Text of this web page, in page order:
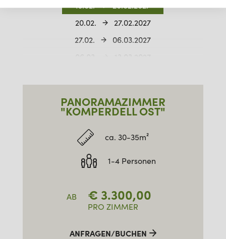
13.02.
20.02.2027
20.02.
27.02.2027
27.02.
06.03.2027
27.03.
03.04.2027
PANORAMAZIMMER
"KOMPERDELL OST"
ca. 30-35m²
1-4 Personen
AB € 3.300,00
PRO ZIMMER
ANFRAGEN/BUCHEN